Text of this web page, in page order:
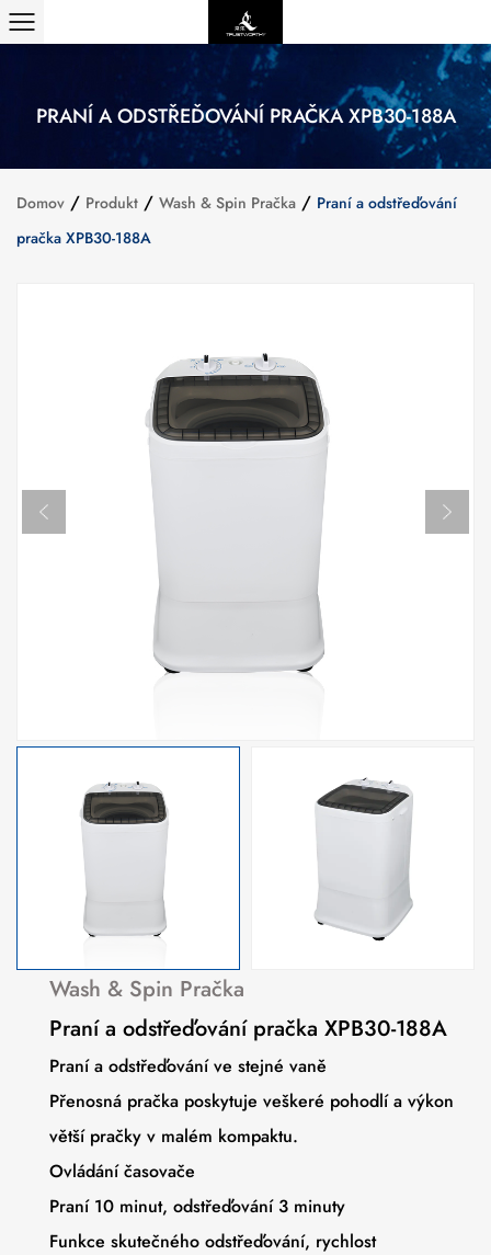
PRANÍ A ODSTŘEĎOVÁNÍ PRAČKA XPB30-188A
Domov / Produkt / Wash & Spin Pračka / Praní a odstřeďování
pračka XPB30-188A
Wash & Spin Pračka
Praní a odstřeďování pračka XPB30-188A
Praní a odstřeďování ve stejné vaně
Přenosná pračka poskytuje veškeré pohodlí a výkon
větší pračky v malém kompaktu.
Ovládání časovače
Praní 10 minut, odstřeďování 3 minuty
Funkce skutečného odstřeďování, rychlost